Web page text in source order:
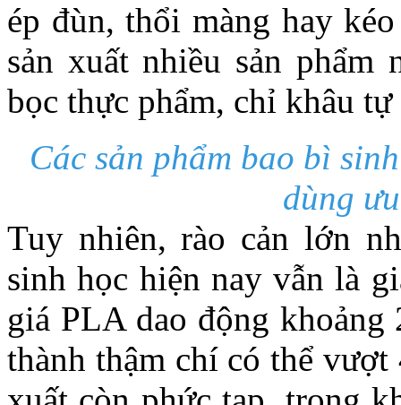
ép đùn, thổi màng hay
sản xuất nhiều sản
bọc thực phẩm, chỉ khâu
Các sản phẩm bao bì
dùng
Tuy nhiên, rào cản lớn
sinh học hiện nay vẫn là
giá PLA dao động
thành thậm chí có thể